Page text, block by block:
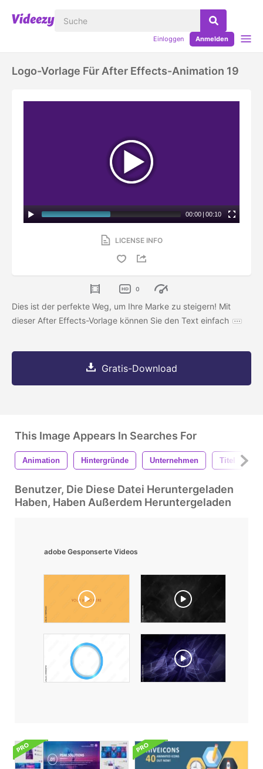
Einloggen Anmelden
Logo-Vorlage Für After Effects-Animation 19
00:00 | 00:10
LICENSE INFO
0
Dies ist der perfekte Weg, um Ihre Marke zu steigern! Mit
dieser After Effects-Vorlage können Sie den Text einfach
Gratis-Download
This Image Appears In Searches For
Animation Hintergründe Unternehmen Titel
Benutzer, Die Diese Datei Heruntergeladen
Haben, Haben Außerdem Heruntergeladen
adobe Gesponserte Videos